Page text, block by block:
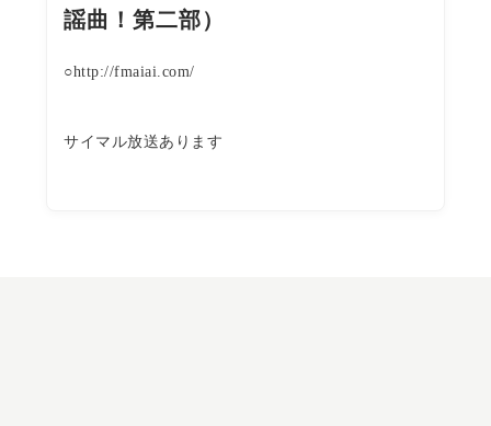
謡曲！第二部）
○http://fmaiai.com/
サイマル放送あります